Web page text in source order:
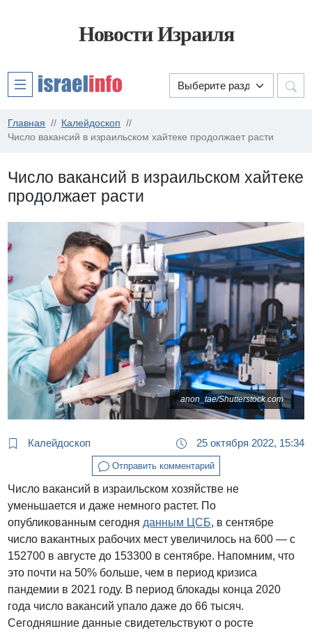
Новости Израиля
Главная
Калейдоскоп
Число вакансий в израильском хайтеке продолжает расти
Число вакансий в израильском хайтеке
продолжает расти
anon_tae/Shutterstock.com
Калейдоскоп 25 октября 2022, 15:34
Отправить комментарий
Число вакансий в израильском хозяйстве не
уменьшается и даже немного растет. По
опубликованным сегодня данным ЦСБ, в сентябре
число вакантных рабочих мест увеличилось на 600 — с
152700 в августе до 153300 в сентябре. Напомним, что
это почти на 50% больше, чем в период кризиса
пандемии в 2021 году. В период блокады конца 2020
года число вакансий упало даже до 66 тысяч.
Сегодняшние данные свидетельствуют о росте